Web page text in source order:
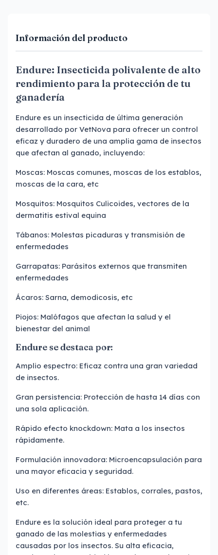
Información del producto
Endure: Insecticida polivalente de alto
rendimiento para la protección de tu
ganadería
Endure es un insecticida de última generación
desarrollado por VetNova para ofrecer un control
eficaz y duradero de una amplia gama de insectos
que afectan al ganado, incluyendo:
Moscas: Moscas comunes, moscas de los establos,
moscas de la cara, etc
Mosquitos: Mosquitos Culicoides, vectores de la
dermatitis estival equina
Tábanos: Molestas picaduras y transmisión de
enfermedades
Garrapatas: Parásitos externos que transmiten
enfermedades
Ácaros: Sarna, demodicosis, etc
Piojos: Malófagos que afectan la salud y el
bienestar del animal
Endure se destaca por:
Amplio espectro: Eficaz contra una gran variedad
de insectos.
Gran persistencia: Protección de hasta 14 días con
una sola aplicación.
Rápido efecto knockdown: Mata a los insectos
rápidamente.
Formulación innovadora: Microencapsulación para
una mayor eficacia y seguridad.
Uso en diferentes áreas: Establos, corrales, pastos,
etc.
Endure es la solución ideal para proteger a tu
ganado de las molestias y enfermedades
causadas por los insectos. Su alta eficacia,